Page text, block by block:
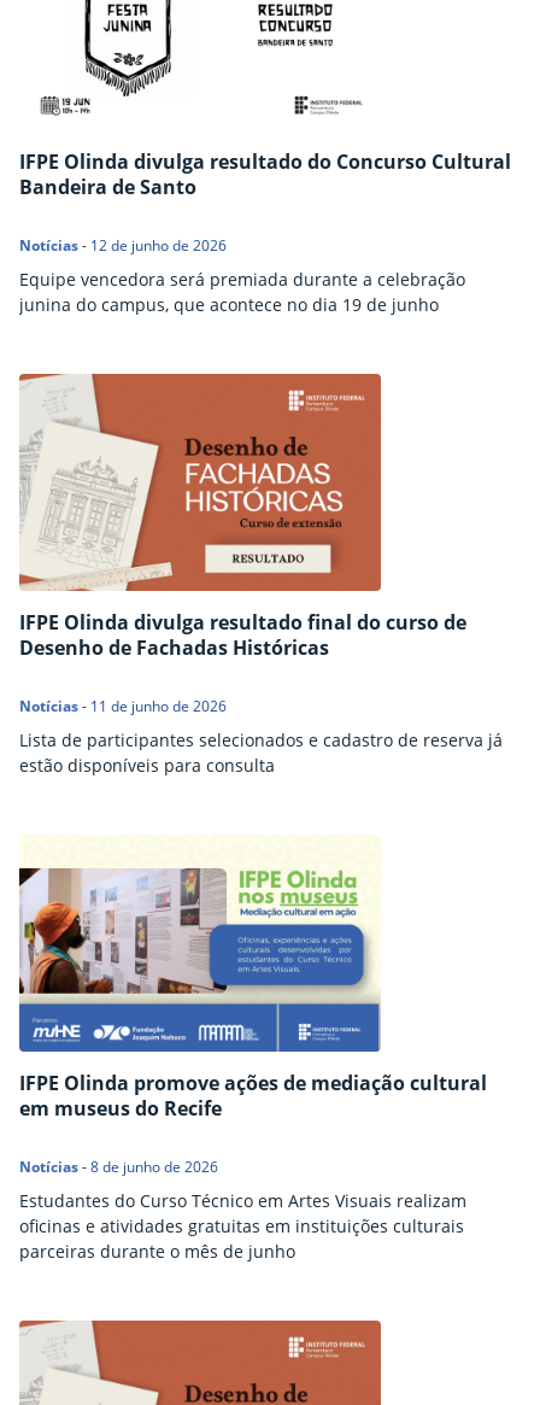
IFPE Olinda divulga resultado do Concurso Cultural
Bandeira de Santo
Notícias- 12 de junho de 2026
Equipe vencedora será premiada durante a celebração
junina do campus, que acontece no dia 19 de junho
IFPE Olinda divulga resultado final do curso de
Desenho de Fachadas Históricas
Notícias- 11 de junho de 2026
Lista de participantes selecionados e cadastro de reserva já
estão disponíveis para consulta
IFPE Olinda promove ações de mediação cultural
em museus do Recife
Notícias-8 de junho de 2026
Estudantes do Curso Técnico em Artes Visuais realizam
oficinas e atividades gratuitas em instituições culturais
parceiras durante o mês de junho